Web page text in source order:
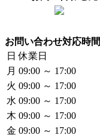
お問い合わせ対応時間
日 休業日
月 09:00 ～ 17:00
火 09:00 ～ 17:00
水 09:00 ～ 17:00
木 09:00 ～ 17:00
金 09:00 ～ 17:00